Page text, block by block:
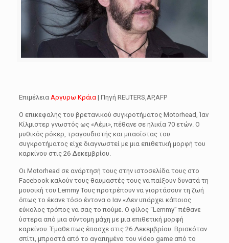
Επιμέλεια Αργυρω Κράια | Πηγή REUTERS,AP,AFP
Ο επικεφαλής του βρετανικού συγκροτήματος Motorhead, Ίαν
Κίλμιστερ γνωστός ως «Λέμι», πέθανε σε ηλικία 70 ετών. Ο
μυθικός ρόκερ, τραγουδιστής και μπασίστας του
συγκροτήματος είχε διαγνωστεί με μια επιθετική μορφή του
καρκίνου στις 26 Δεκεμβρίου.
Οι Motorhead σε ανάρτησή τους στην ιστοσελίδα τους στο
Facebook καλούν τους θαυμαστές τους να παίξουν δυνατά τη
μουσική του Lemmy Τους προτρέπουν να γιορτάσουν τη ζωή
όπως το έκανε τόσο έντονα ο Ιαν.«Δεν υπάρχει κάποιος
εύκολος τρόπος να σας το πούμε. Ο φίλος “Lemmy” πέθανε
ύστερα από μια σύντομη μάχη με μια επιθετική μορφή
καρκίνου. Έμαθε πως έπασχε στις 26 Δεκεμβρίου. Βρισκόταν
σπίτι, μπροστά από το αγαπημένο του video game από το